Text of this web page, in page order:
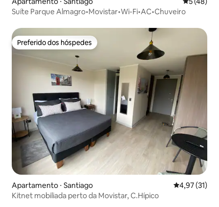
Suíte Parque Almagro•Movistar•Wi-Fi•AC•Chuveiro
Preferido dos hóspedes
Preferido dos hóspedes
Apartamento ⋅ Santiago 4,97 de uma
4,97 (31)
Kitnet mobiliada perto da Movistar, C.Hípico